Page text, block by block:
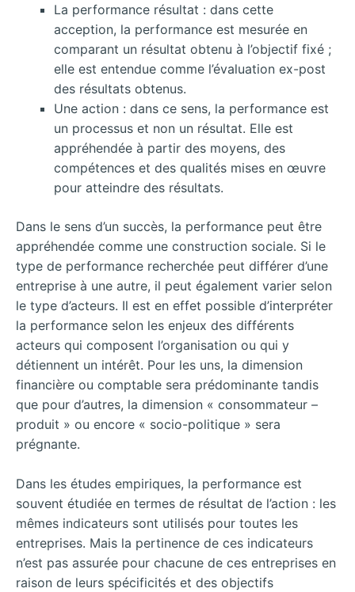
La performance résultat : dans cette
acception, la performance est mesurée en
comparant un résultat obtenu à l’objectif fixé ;
elle est entendue comme l’évaluation ex-post
des résultats obtenus.
Une action : dans ce sens, la performance est
un processus et non un résultat. Elle est
appréhendée à partir des moyens, des
compétences et des qualités mises en œuvre
pour atteindre des résultats.
Dans le sens d’un succès, la performance peut être
appréhendée comme une construction sociale. Si le
type de performance recherchée peut différer d’une
entreprise à une autre, il peut également varier selon
le type d’acteurs. Il est en effet possible d’interpréter
la performance selon les enjeux des différents
acteurs qui composent l’organisation ou qui y
détiennent un intérêt. Pour les uns, la dimension
financière ou comptable sera prédominante tandis
que pour d’autres, la dimension « consommateur –
produit » ou encore « socio-politique » sera
prégnante.
Dans les études empiriques, la performance est
souvent étudiée en termes de résultat de l’action : les
mêmes indicateurs sont utilisés pour toutes les
entreprises. Mais la pertinence de ces indicateurs
n’est pas assurée pour chacune de ces entreprises en
raison de leurs spécificités et des objectifs